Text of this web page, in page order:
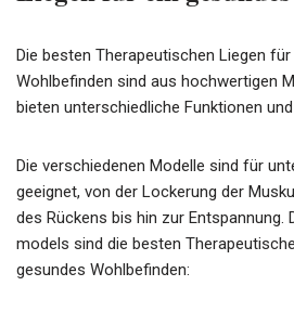
Die besten Therapeutischen Liegen
Wohlbefinden sind aus hochwertigen
bieten unterschiedliche Funktionen
Die verschiedenen Modelle sind für
geeignet, von der Lockerung der
des Rückens bis hin zur Entspannung.
models sind die besten
gesundes Wohlbefinden: